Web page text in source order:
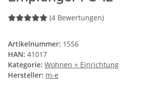
(4 Bewertungen)
Artikelnummer: 1556
HAN: 41017
Kategorie: Wohnen + Einrichtung
Hersteller: m-e